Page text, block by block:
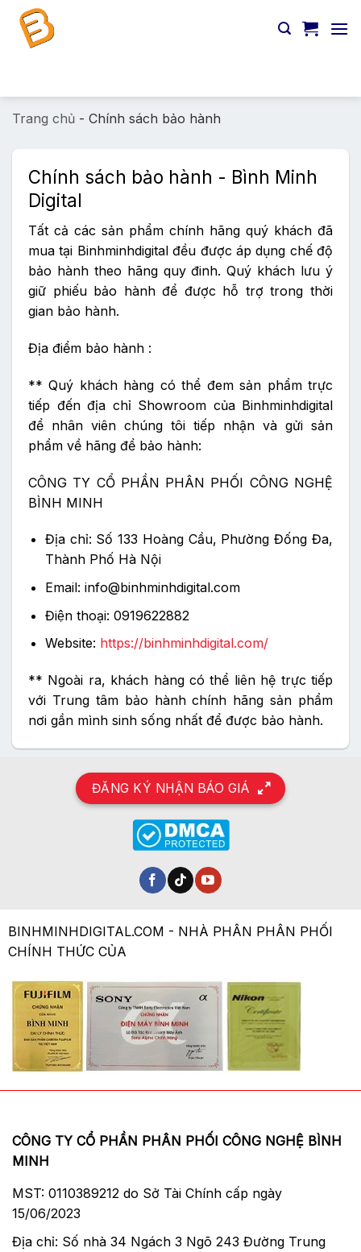
Chuyển
đến
Trang chủ - Chính sách bảo hành
Chính sách bảo hành - Bình Minh
Digital
Tất cả các sản phẩm chính hãng quý khách đã
mua tại Binhminhdigital đều được áp dụng chế độ
bảo hành theo hãng quy đinh. Quý khách lưu ý
giữ phiếu bảo hành để được hỗ trợ trong thời
gian bảo hành.
Địa điểm bảo hành :
** Quý khách hàng có thể đem sản phẩm trực
tiếp đến địa chỉ Showroom của Binhminhdigital
để nhân viên chúng tôi tiếp nhận và gửi sản
phẩm về hãng để bảo hành:
CÔNG TY CỔ PHẦN PHÂN PHỐI CÔNG NGHỆ
BÌNH MINH
Địa chỉ: Số 133 Hoàng Cầu, Phường Đống Đa,
Thành Phố Hà Nội
Email: info@binhminhdigital.com
Điện thoại: 0919622882
Website: https://binhminhdigital.com/
** Ngoài ra, khách hàng có thể liên hệ trực tiếp
với Trung tâm bảo hành chính hãng sản phẩm
nơi gần mình sinh sống nhất để được bảo hành.
ĐĂNG KÝ NHẬN BÁO GIÁ
BINHMINHDIGITAL.COM - NHÀ PHÂN PHÂN PHỐI
CHÍNH THỨC CỦA
CÔNG TY CỔ PHẦN PHÂN PHỐI CÔNG NGHỆ BÌNH
MINH
MST: 0110389212 do Sở Tài Chính cấp ngày
15/06/2023
Địa chỉ: Số nhà 34 Ngách 3 Ngõ 243 Đường Trung